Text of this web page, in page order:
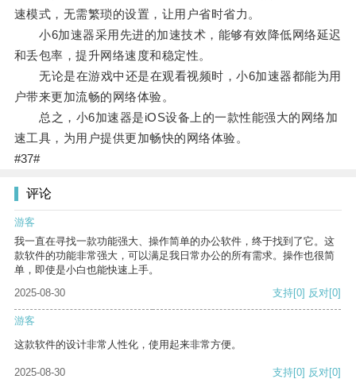
速模式，无需繁琐的设置，让用户省时省力。
小6加速器采用先进的加速技术，能够有效降低网络延迟
和丢包率，提升网络速度和稳定性。
无论是在游戏中还是在观看视频时，小6加速器都能为用
户带来更加流畅的网络体验。
总之，小6加速器是iOS设备上的一款性能强大的网络加
速工具，为用户提供更加畅快的网络体验。
#37#
评论
游客
我一直在寻找一款功能强大、操作简单的办公软件，终于找到了它。这
款软件的功能非常强大，可以满足我日常办公的所有需求。操作也很简
单，即使是小白也能快速上手。
2025-08-30
支持[0] 反对[0]
游客
这款软件的设计非常人性化，使用起来非常方便。
2025-08-30 支持[0] 反对[0]